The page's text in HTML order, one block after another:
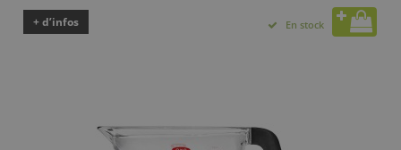
+ d’infos En stock